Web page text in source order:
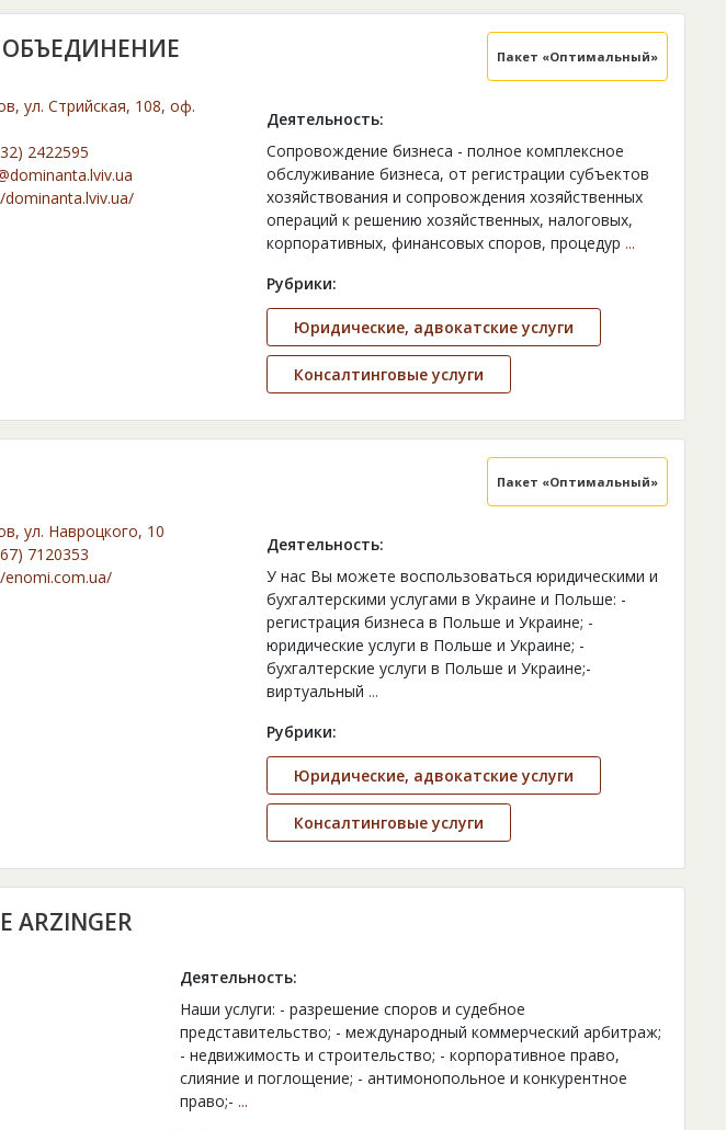
Пакет «Оптимальный»
ул. Стрийская, 108, оф.
2422595
Деятельность:
Сопровождение бизнеса - полное комплексное
обслуживание бизнеса, от регистрации субъектов
хозяйствования и сопровождения хозяйственных
операций к решению хозяйственных, налоговых,
корпоративных, финансовых споров, процедур ...
Рубрики:
Юридические, адвокатские услуги
Консалтинговые услуги
Пакет «Оптимальный»
ул. Навроцкого, 10
7120353
enomi.com.ua/
Деятельность:
У нас Вы можете воспользоваться юридическими и
бухгалтерскими услугами в Украине и Польше: -
регистрация бизнеса в Польше и Украине; -
юридические услуги в Польше и Украине; -
бухгалтерские услуги в Польше и Украине;-
виртуальный ...
Рубрики:
Юридические, адвокатские услуги
Консалтинговые услуги
Деятельность:
Наши услуги: - разрешение споров и судебное
представительство; - международный коммерческий арбитраж;
- недвижимость и строительство; - корпоративное право,
слияние и поглощение; - антимонопольное и конкурентное
право;- ...